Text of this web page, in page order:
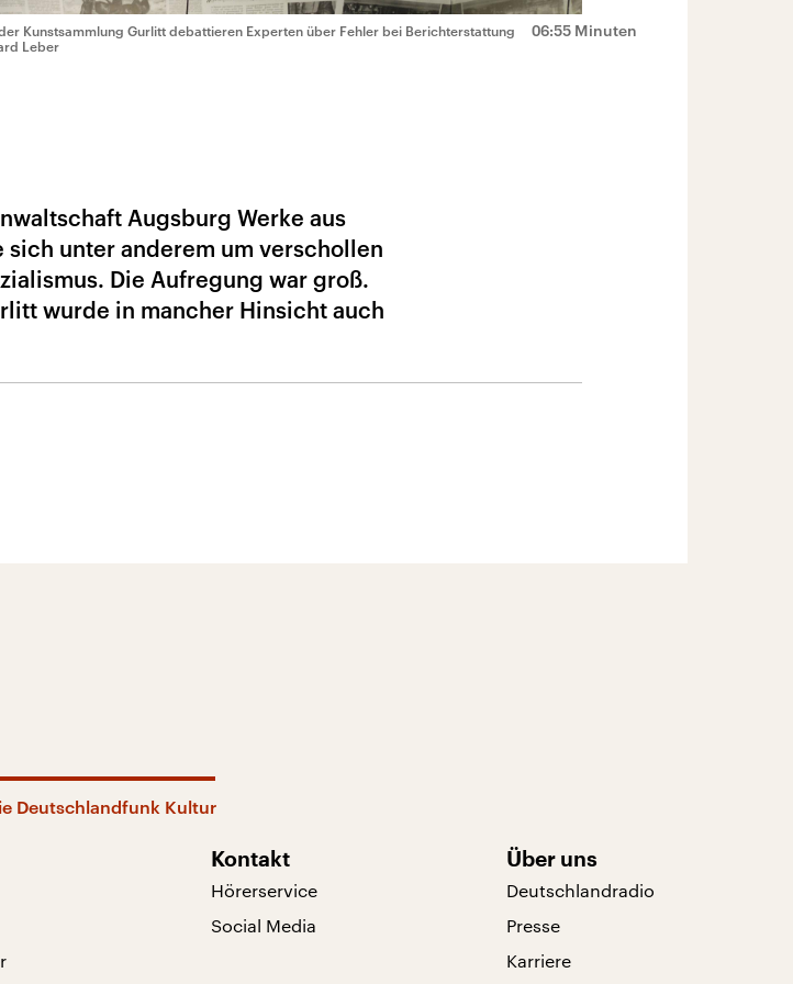
06:55 Minuten
Kunstsammlung Gurlitt debattieren Experten über Fehler bei Berichterstattung
Leber
Augsburg Werke aus
unter anderem um verschollen
Die Aufregung war groß.
wurde in mancher Hinsicht auch
Deutschlandfunk Kultur
Kontakt
Hörerservice
Social Media
Über uns
Deutschlandradio
Presse
Karriere